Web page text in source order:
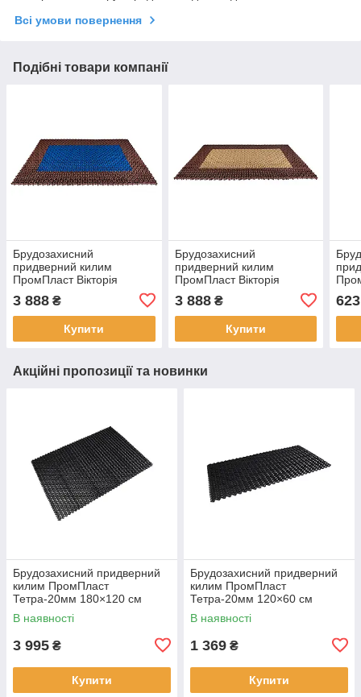
Всі умови повернення
Подібні товари компанії
Брудозахисний
придверний килим
ПромПласт Вікторія
150×100х3см коричнево-
синій
3 888 ₴
Купити
Брудозахисний
придверний килим
ПромПласт Вікторія
150×100х3см коричнево-
бежевий
3 888₴
Купити
623
Акційні пропозиції та новинки
Брудозахисний придверний
килим ПромПласт
Тетра-20мм 180×120 см
чорний
В наявності
3 995 ₴
Купити
Брудозахисний придверний
килим ПромПласт
Тетра-20мм 120×60 см
чорний
В наявності
1 369 ₴
Купити